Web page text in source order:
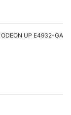
UP E4932-GA